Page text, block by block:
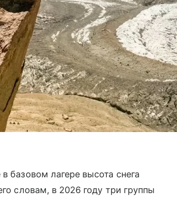
базовом лагере высота снега
словам, в 2026 году три группы